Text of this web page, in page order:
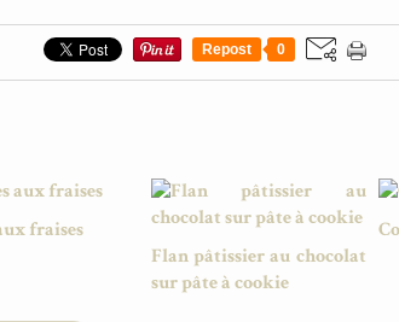
Repost 0
fraises
Flan pâtissier au chocolat
sur pâte à cookie